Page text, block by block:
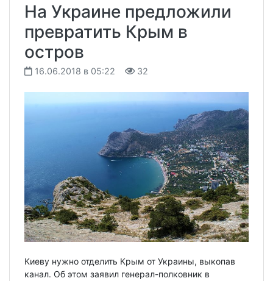
На Украине предложили
превратить Крым в
остров
16.06.2018 в 05:22 32
Киеву нужно отделить Крым от Украины, выкопав
канал. Об этом заявил генерал-полковник в